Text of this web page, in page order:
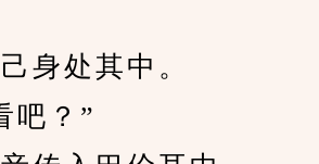
处其中。
？”